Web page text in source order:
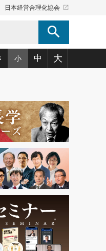
日本経営合理化協会 launch
search
っとみる
マネジメント」
ょうあん)(166)
く「ミミガク」のすすめ
小 中 大